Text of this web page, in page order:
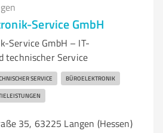
Service GmbH
Service GmbH – IT-
technischer Service
SERVICE BÜROELEKTRONIK
35, 63225 Langen (Hessen)